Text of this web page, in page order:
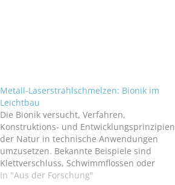
Metall-Laserstrahlschmelzen: Bionik im
Leichtbau
Die Bionik versucht, Verfahren,
Konstruktions- und Entwicklungsprinzipien
der Natur in technische Anwendungen
umzusetzen. Bekannte Beispiele sind
Klettverschluss, Schwimmflossen oder
technische Strömungskörper, die
In "Aus der Forschung"